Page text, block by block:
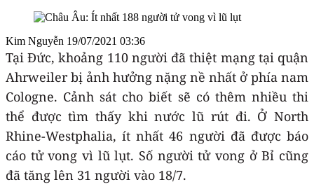
Kim Nguyễn 19/07/2021 03:36
Tại Đức, khoảng 110 người đã thiệt mạng tại quận
Ahrweiler bị ảnh hưởng nặng nề nhất ở phía nam
Cologne. Cảnh sát cho biết sẽ có thêm nhiều thi
thể được tìm thấy khi nước lũ rút đi. Ở North
Rhine-Westphalia, ít nhất 46 người đã được báo
cáo tử vong vì lũ lụt. Số người tử vong ở Bỉ cũng
đã tăng lên 31 người vào 18/7.